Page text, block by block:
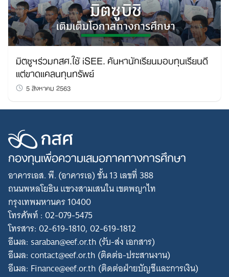
มิตซูฯร่วมกสศ.ใช้ iSEE. ค้นหานักเรียนมอบทุนเรียนดี
แต่ขาดแคลนทุนทรัพย์
5 สิงหาคม 2563
กองทุนเพื่อความเสมอภาคทางการศึกษา
อาคารเอส. พี. (อาคารเอ) ชั้น 13 เลขที่ 388
ถนนพหลโยธิน แขวงสามเสนใน เขตพญาไท
กรุงเทพมหานคร 10400
โทรศัพท์ : 02-079-5475
โทรสาร: 02-619-1810, 02-619-1812
อีเมล: saraban@eef.or.th (รับ-ส่ง เอกสาร)
อีเมล: contact@eef.or.th (ติดต่อ-ประสานงาน)
อีเมล: Finance@eef.or.th (ติดต่อฝ่ายบัญชีและการเงิน)